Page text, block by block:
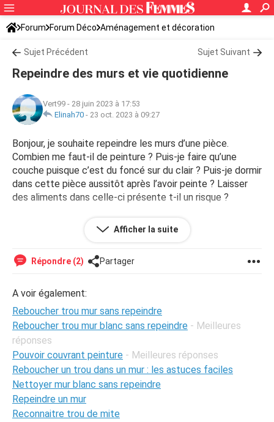
Forum Forum Déco Aménagement et décoration
Couleur et déco
Sujet Précédent Sujet Suivant
Repeindre des murs et vie quotidienne
Vert99 - 28 juin 2023 à 17:53
Elinah70 - 23 oct. 2023 à 09:27
Bonjour, je souhaite repeindre les murs d’une pièce.
Combien me faut-il de peinture ? Puis-je faire qu’une
couche puisque c’est du foncé sur du clair ? Puis-je dormir
dans cette pièce aussitôt après l’avoir peinte ? Laisser
des aliments dans celle-ci présente t-il un risque ?
Merci pour vos réponses :)
Afficher la suite
Répondre (2) Partager
A voir également:
Reboucher trou mur sans repeindre
Reboucher trou mur blanc sans repeindre - Meilleures
réponses
Pouvoir couvrant peinture - Meilleures réponses
Reboucher un trou dans un mur : les astuces faciles
Nettoyer mur blanc sans repeindre
Repeindre un mur
Reconnaitre trou de mite